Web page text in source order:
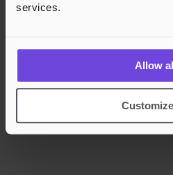
services.
Allow
Customize